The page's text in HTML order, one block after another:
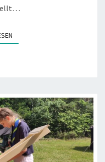
WEITERLESEN